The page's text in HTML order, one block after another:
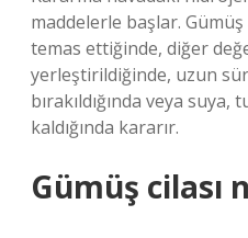
maddelerle başlar.
temas ettiğinde, diğer
yerleştirildiğinde, uzun
bırakıldığında veya
kaldığında kararır.
Gümüş cilası